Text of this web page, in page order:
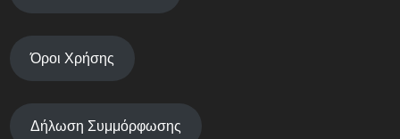
Όροι Χρήσης
Δήλωση Συμμόρφωσης